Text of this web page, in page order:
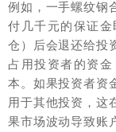
例如，一手螺纹钢
付几千元的保证
仓）后会退还给投
占用投资者的资
本。如果投资者资
用于其他投资，这
果市场波动导致账